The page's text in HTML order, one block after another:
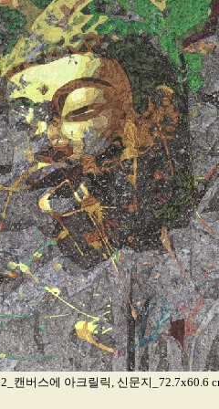
캔버스에 아크릴릭, 신문지_72.7x60.6